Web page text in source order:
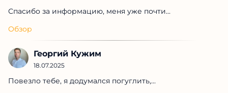
Спасибо за информацию, меня уже почти...
Обзор
Георгий Кужим
18.07.2025
Повезло тебе, я додумался погуглить,...